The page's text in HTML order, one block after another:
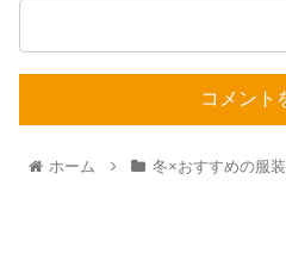
ホーム 冬×おすすめの服装